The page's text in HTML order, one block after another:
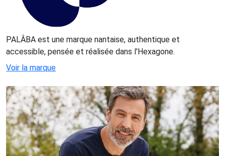
PALÂBA est une marque nantaise, authentique et
accessible, pensée et réalisée dans l'Hexagone.
Voir la marque